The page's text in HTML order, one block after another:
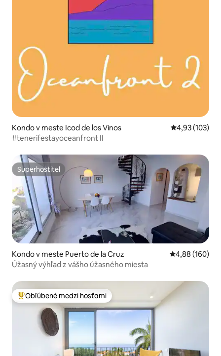
Kondo v meste Icod de los Vinos Priemerné
4,93 (103)
#tenerifestayoceanfront II
Superhostiteľ
Superhostiteľ
Kondo v meste Puerto de la Cruz Priemerné
4,88 (160)
Úžasný výhľad z vášho úžasného miesta
Najobľúbenejšie medzi hosťami
Obľúbené medzi hosťami